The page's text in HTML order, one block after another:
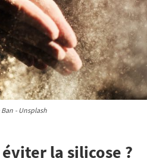
- Unsplash
la silicose ?